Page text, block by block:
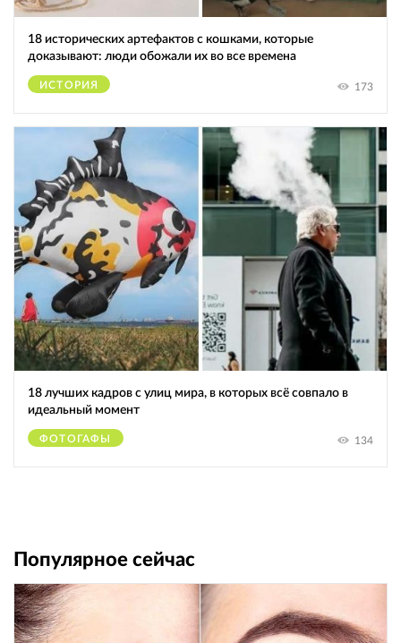
18 исторических артефактов с кошками, которые
доказывают: люди обожали их во все времена
ИСТОРИЯ 173
18 лучших кадров с улиц мира, в которых всё совпало в
идеальный момент
ФОТОГАФЫ 134
Популярное сейчас